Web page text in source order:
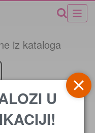
iz kataloga
U